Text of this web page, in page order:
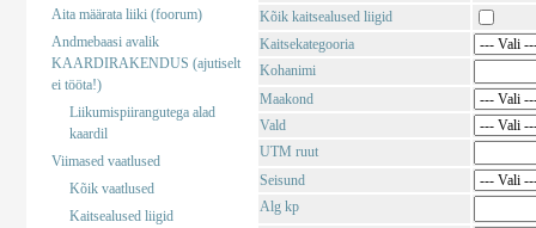
Aita määrata liiki (foorum)
Andmebaasi avalik
KAARDIRAKENDUS (ajutiselt
ei tööta!)
Liikumispiirangutega alad
kaardil
Viimased vaatlused
Kõik vaatlused
Kaitsealused liigid
Kõik kaitsealused liigid
Kaitsekategooria
Kohanimi
Maakond
Vald
UTM ruut
Seisund
Alg kp